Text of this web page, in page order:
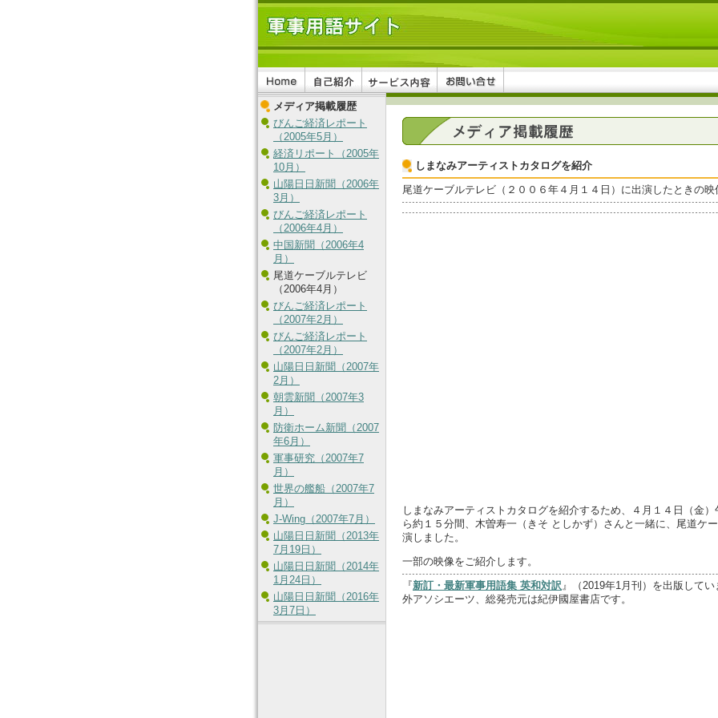
メディア掲載履歴
びんご経済レポート
（2005年5月）
経済リポート（2005年
10月）
山陽日日新聞（2006年
3月）
びんご経済レポート
（2006年4月）
中国新聞（2006年4
月）
尾道ケーブルテレビ
（2006年4月）
びんご経済レポート
（2007年2月）
びんご経済レポート
（2007年2月）
山陽日日新聞（2007年
2月）
朝雲新聞（2007年3
月）
防衛ホーム新聞（2007
年6月）
軍事研究（2007年7
月）
世界の艦船（2007年7
月）
J-Wing（2007年7月）
山陽日日新聞（2013年
7月19日）
山陽日日新聞（2014年
1月24日）
山陽日日新聞（2016年
3月7日）
しまなみアーティストカタログを紹介
尾道ケーブルテレビ（２００６年４月１４日）に出演したときの映
しまなみアーティストカタログを紹介するため、４月１４日（金
ら約１５分間、木曽寿一（きそ としかず）さんと一緒に、尾道ケ
演しました。
一部の映像をご紹介します。
『新訂・最新軍事用語集 英和対訳』（2019年1月刊）を出版して
外アソシエーツ、総発売元は紀伊國屋書店です。